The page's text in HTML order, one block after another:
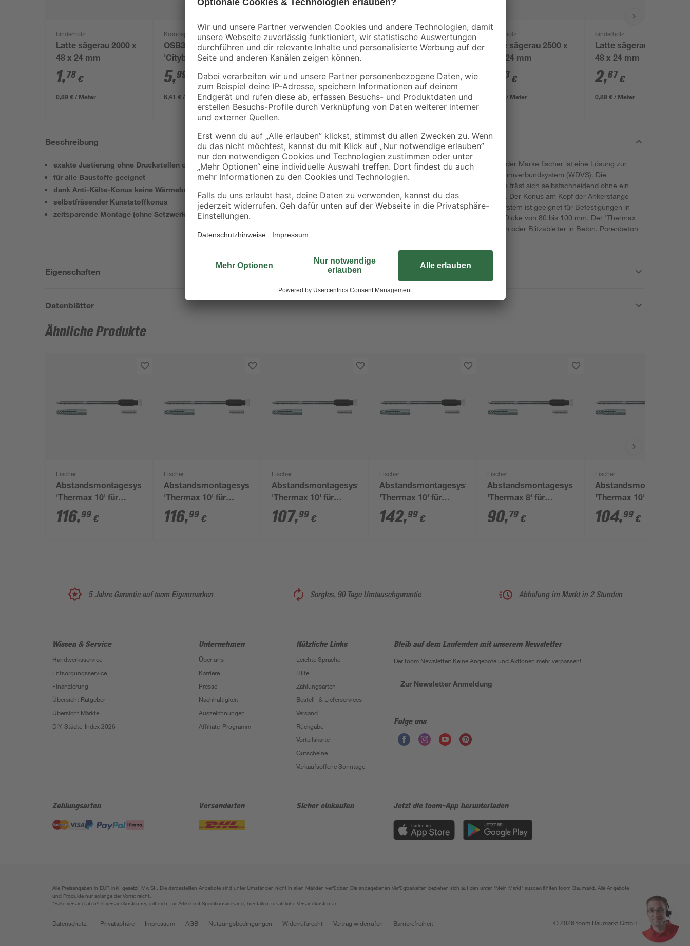
binderholz
Latte sägerau 2000 x
48 x 24 mm
1,78 €
0,89 € / Meter
Kronospan
OSB3-Verlegeplatte
'Cityboard'
ungeschliffen 1690 x
634 x 12 mm
5,99
/ m²
6,41 € / Pack
binderholz
Latte gehobelt 2000 x
44 x 24 mm
3,98€
1,99 € / Meter
binderholz
Rahmen sägerau
3,98€
1,99 € / Meter
binderholz
Latte sägerau 2500 x
48 x 24 mm
23 €
0,89 € / Meter
binderholz
Latte sägerau 3000 x
48 x 24 mm
2,67€
0,89 € / Meter
Beschreibung
exakte Justierung ohne Druckstellen oder Beschädigung des WDVS
für alle Baustoffe geeignet
dank Anti-Kälte-Konus keine Wärmebrücke
selbstfräsender Kunststoffkonus
zeitsparende Montage (ohne Setzwerkzeug)
Das Abstandsmontagesystem 'Thermax 10' von der Marke fischer ist eine Lösung zur
thermisch getrennten Befestigung im Wärmedämmverbundsystem (WDVS). Die
Ankerstange mit dem glasfaserverstärkten Konus fräst sich selbstschneidend ohne ein
Setzwerkzeug durch den Putz in den Dämmstoff. Der Konus am Kopf der Ankerstange
unterbricht die Wärmebrücke. Das justierbare System ist geeignet für Befestigungen in
WDVS und nicht-tragenden Schichten mit einer Dicke von 80 bis 100 mm. Der 'Thermax
10' hält mittlere Lasten wie Leuchten, Briefkästen oder Blitzableiter in Beton, Porenbeton
Eigenschaften
Datenblätter
Ähnliche Produkte
Fischer
Abstandsmontagesystem
'Thermax 10' für
Dämmstoffe 180 bis
200 mm, M10, 20
116,99 €
Fischer
Abstandsmontagesystem
'Thermax 10' für
Dämmstoffe 180 bis
200 mm, M6, 20 Stück
116,99 €
Fischer
Abstandsmontagesystem
'Thermax 10' für
Dämmstoffe 140 bis
160 mm, M8, 20 Stück
107,99 €
Fischer
Abstandsmontagesystem
'Thermax 10' für
Dämmstoffe 220 bis
240 mm, M8, 20 Stück
142,99 €
Fischer
Abstandsmontagesystem
'Thermax 8' für
Dämmstoffe 100 bis
120 mm, M6, 20 Stück
90,79 €
Fischer
'Thermax 10' für
Dämmstoffe 120 bis
140 mm, M8, 20 Stück
104,99 €
5 Jahre Garantie auf toom Eigenmarken Sorglos, 90 Tage Umtauschgarantie Abholung im Markt in 2 Stunden
Wissen & Service
Handwerksservice
Entsorgungsservice
Finanzierung
Übersicht Ratgeber
Übersicht Märkte
DIY-Städte-Index 2026
Unternehmen
Über uns
Karriere
Presse
Nachhaltigkeit
Auszeichnungen
Affiliate-Programm
Nützliche Links
Leichte Sprache
Hilfe
Zahlungsarten
Bestell- & Lieferservices
Versand
Rückgabe
Vorteilskarte
Gutscheine
Verkaufsoffene Sonntage
Bleib auf dem Laufenden mit unserem Newsletter
Der toom Newsletter: Keine Angebote und Aktionen mehr verpassen!
Zur Newsletter Anmeldung
Folge uns
Zahlungsarten Versandarten Sicher einkaufen Jetzt die toom-App herunterladen
Alle Preisangaben in EUR inkl. gesetzl. MwSt.. Die dargestellten Angebote sind unter Umständen nicht in allen Märkten verfügbar. Die angegebenen Verfügbarkeiten beziehen sich auf den unter "Mein Markt" ausgewählten toom Baumarkt. Alle Angebote
und Produkte nur solange der Vorrat reicht.
*Paketversand ab 59 € versandkostenfrei, gilt nicht für Artikel mit Speditionsversand, hier fallen zusätzliche Versandkosten an.
Datenschutz Privatsphäre Impressum AGB Nutzungsbedingungen Widerrufsrecht Vertrag widerrufen Barrierefreiheit © 2026 toom Baumarkt GmbH